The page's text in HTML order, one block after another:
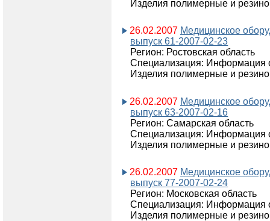
Изделия полимерные и
26.02.2007 Медицинское
выпуск 61-2007-02-23
Регион: Ростовская область
Специализация: Информация
Изделия полимерные и
26.02.2007 Медицинское
выпуск 63-2007-02-16
Регион: Самарская область
Специализация: Информация
Изделия полимерные и
26.02.2007 Медицинское
выпуск 77-2007-02-24
Регион: Московская область
Специализация: Информация
Изделия полимерные и